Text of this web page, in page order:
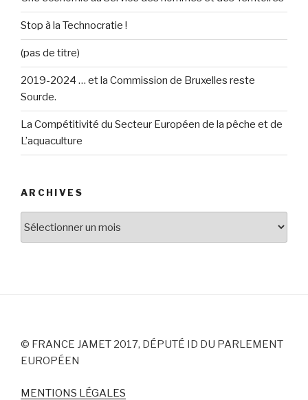
Stop à la Technocratie !
(pas de titre)
2019-2024 … et la Commission de Bruxelles reste
Sourde.
La Compétitivité du Secteur Européen de la pêche et de
L’aquaculture
ARCHIVES
© FRANCE JAMET 2017, DÉPUTÉ ID DU PARLEMENT
EUROPÉEN
MENTIONS LÉGALES